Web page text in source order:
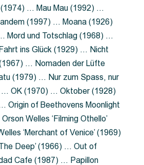
… Mau Mau (1992) …
(1997) … Moana (1926)
Mord und Totschlag (1968) …
ins Glück (1929) … Nicht
… Nomaden der Lüfte
(1979) … Nur zum Spass, nur
… OK (1970) … Oktober (1928)
Origin of Beethovens Moonlight
Welles ‘Filming Othello’
‘Merchant of Venice’ (1969)
Deep’ (1966) … Out of
Cafe (1987) … Papillon